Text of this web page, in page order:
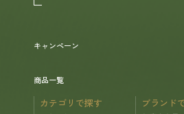
キャンペーン
商品一覧
カテゴリで探す ブランド